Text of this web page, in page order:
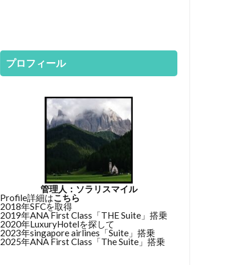
プロフィール
管理人：ソラリスマイル
Profile詳細はこちら
2018年SFCを取得
2019年ANA First Class「THE Suite」搭乗
2020年LuxuryHotelを探して
2023年singapore airlines「Suite」搭乗
2025年ANA First Class「The Suite」搭乗